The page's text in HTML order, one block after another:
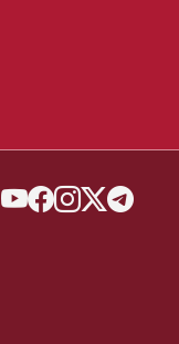
SOCIAL MENU